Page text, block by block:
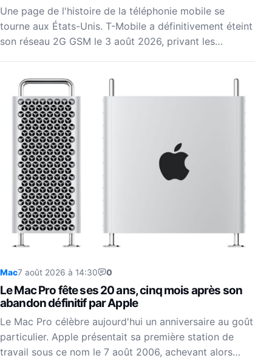
Une page de l'histoire de la téléphonie mobile se
tourne aux États-Unis. T-Mobile a définitivement éteint
son réseau 2G GSM le 3 août 2026, privant les…
Mac7 août 2026 à 14:30 0
Le Mac Pro fête ses 20 ans, cinq mois après son
abandon définitif par Apple
Le Mac Pro célèbre aujourd'hui un anniversaire au goût
particulier. Apple présentait sa première station de
travail sous ce nom le 7 août 2006, achevant alors…